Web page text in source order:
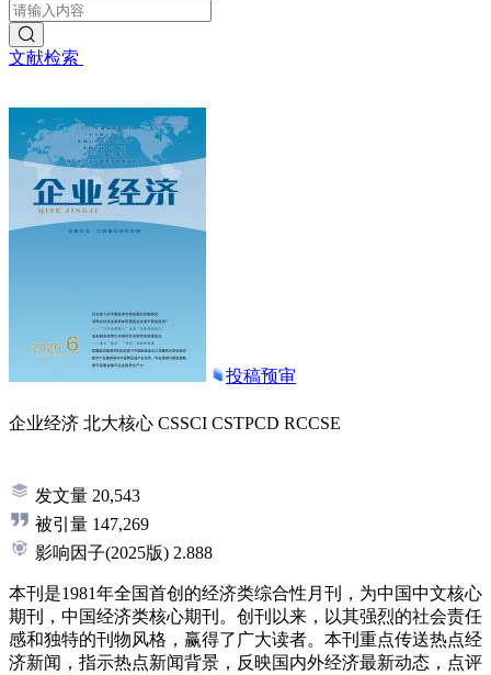
文献检索
投稿预审
企业经济 北大核心 CSSCI CSTPCD RCCSE
发文量 20,543
被引量 147,269
影响因子(2025版) 2.888
本刊是1981年全国首创的经济类综合性月刊，为中国中文核心
期刊，中国经济类核心期刊。创刊以来，以其强烈的社会责任
感和独特的刊物风格，赢得了广大读者。本刊重点传送热点经
济新闻，指示热点新闻背景，反映国内外经济最新动态，点评